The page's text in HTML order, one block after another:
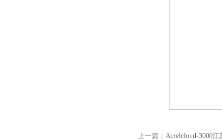
上一篇： Acrelcloud-3000